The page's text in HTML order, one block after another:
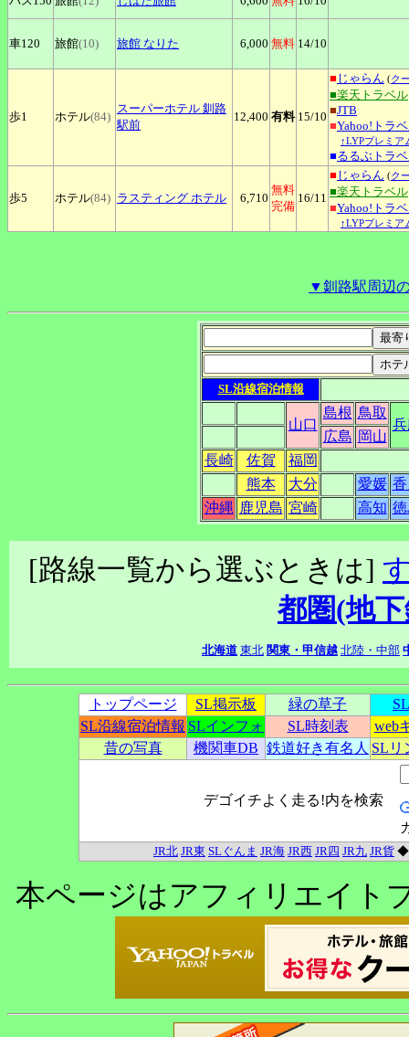
車120 旅館(10) 旅館 なりた 6,000 無料 14/10
歩1 ホテル(84)
スーパーホテル 釧路
駅前
12,400 有料 15/10
■ じゃらん (ク
■楽天トラベル
■JTB
■Yahoo!トラ
↑LYPプレミア
■るるぶトラ
歩5 ホテル(84) ラスティング ホテル 6,710
無料
完備
16/11
■ じゃらん (ク
■楽天トラベル
■Yahoo!トラ
↑LYPプレミア
▼釧路駅周辺
SL沿線宿泊情報
山口
島根 鳥取
広島 岡山
長崎
佐賀
福岡
熊本
大分 愛媛
沖縄 鹿児島 宮崎 高知
[路線一覧から選ぶときは]
都圏(地
北海道 東北 関東・甲信越 北陸・中部
トップページ SL掲示板 緑の草子
SL沿線宿泊情報 SLインフォ SL時刻表
web
昔の写真
機関車DB 鉄道好き有名人 SLリ
デゴイチよく走る!内を検索
JR北 JR東 SLぐんま JR海 JR西 JR四 JR九 JR貨
本ページはアフィリエイト